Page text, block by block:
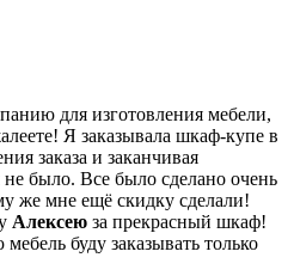
для изготовления мебели,
Я заказывала шкаф-купе в
заказа и заканчивая
было. Все было сделано очень
же мне ещё скидку сделали!
Алексею за прекрасный шкаф!
буду заказывать только